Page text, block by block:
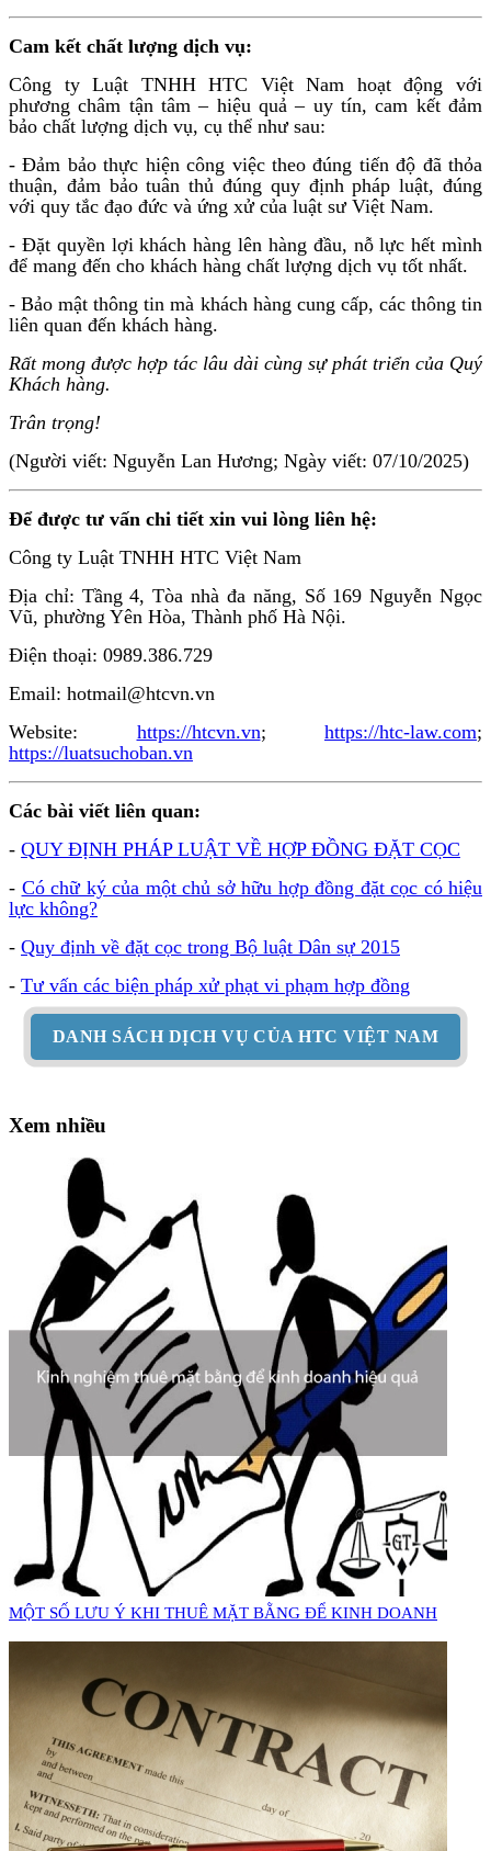
Cam kết chất lượng dịch vụ:
Công ty Luật TNHH HTC Việt Nam hoạt động với
phương châm tận tâm – hiệu quả – uy tín, cam kết đảm
bảo chất lượng dịch vụ, cụ thể như sau:
- Đảm bảo thực hiện công việc theo đúng tiến độ đã thỏa
thuận, đảm bảo tuân thủ đúng quy định pháp luật, đúng
với quy tắc đạo đức và ứng xử của luật sư Việt Nam.
- Đặt quyền lợi khách hàng lên hàng đầu, nỗ lực hết mình
để mang đến cho khách hàng chất lượng dịch vụ tốt nhất.
- Bảo mật thông tin mà khách hàng cung cấp, các thông tin
liên quan đến khách hàng.
Rất mong được hợp tác lâu dài cùng sự phát triển của Quý
Khách hàng.
Trân trọng!
(Người viết: Nguyễn Lan Hương; Ngày viết: 07/10/2025)
Để được tư vấn chi tiết xin vui lòng liên hệ:
Công ty Luật TNHH HTC Việt Nam
Địa chỉ: Tầng 4, Tòa nhà đa năng, Số 169 Nguyễn Ngọc
Vũ, phường Yên Hòa, Thành phố Hà Nội.
Điện thoại: 0989.386.729
Email: hotmail@htcvn.vn
Website: https://htcvn.vn; https://htc-law.com;
https://luatsuchoban.vn
Các bài viết liên quan:
- QUY ĐỊNH PHÁP LUẬT VỀ HỢP ĐỒNG ĐẶT CỌC
- Có chữ ký của một chủ sở hữu hợp đồng đặt cọc có hiệu
lực không?
- Quy định về đặt cọc trong Bộ luật Dân sự 2015
- Tư vấn các biện pháp xử phạt vi phạm hợp đồng
DANH SÁCH DỊCH VỤ CỦA HTC VIỆT NAM
Xem nhiều
MỘT SỐ LƯU Ý KHI THUÊ MẶT BẰNG ĐỂ KINH DOANH